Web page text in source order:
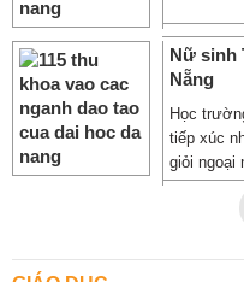
Nữ sinh
Nẵng
Học
tiếp xúc
giỏi ngoại